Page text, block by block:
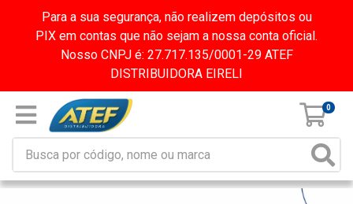
Para a sua segurança, não realizem depósitos ou
PIX em contas que não sejam a nossa conta oficial.
Nosso CNPJ é: 27.717.135/0001-29 ATEF
DISTRIBUIDORA EIRELI
0